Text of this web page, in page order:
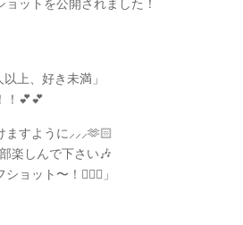
ットを公開されました！
上、好き未満」
！💕💕
すように⸝⸝⸝🫶🏻
楽しんで下さい🎶
ョット〜！👰🏻‍♀️」